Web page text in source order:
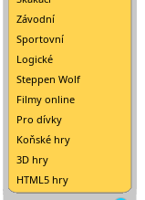
Závodní
Sportovní
Logické
Steppen Wolf
Filmy online
Pro dívky
Koňské hry
3D hry
HTML5 hry